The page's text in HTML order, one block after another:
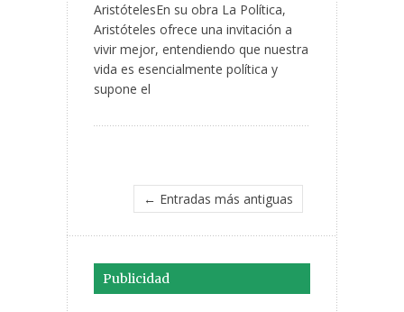
AristótelesEn su obra La Política,
Aristóteles ofrece una invitación a
vivir mejor, entendiendo que nuestra
vida es esencialmente política y
supone el
← Entradas más antiguas
Publicidad